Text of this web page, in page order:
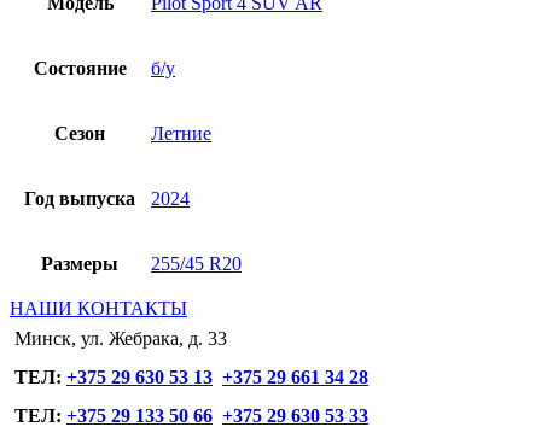
Состояние б/у
Сезон Летние
Год выпуска 2024
Размеры 255/45 R20
НАШИ КОНТАКТЫ
Минск, ул. Жебрака, д. 33
ТЕЛ: +375 29 630 53 13 +375 29 661 34 28
ТЕЛ: +375 29 133 50 66 +375 29 630 53 33